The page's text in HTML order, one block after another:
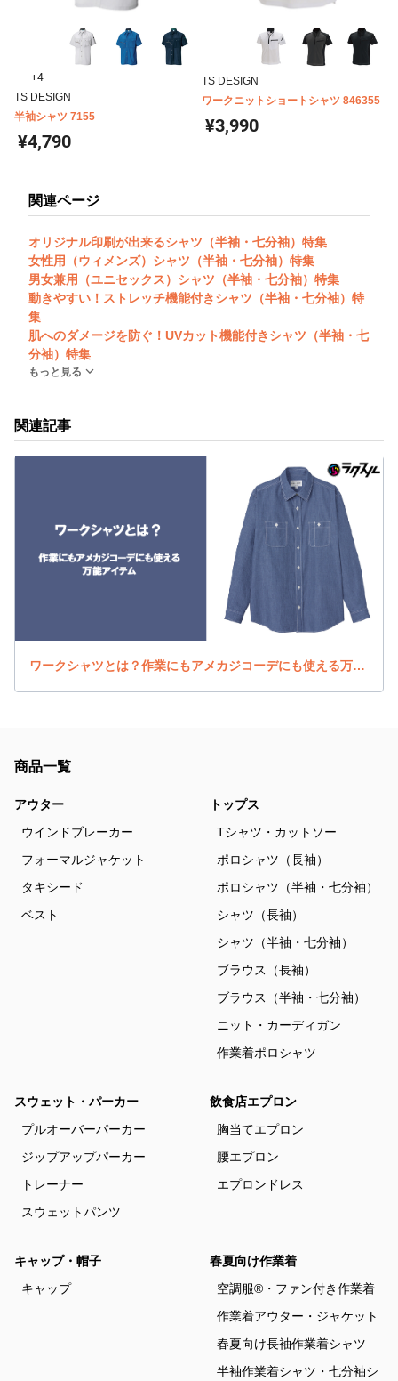
+4
TS DESIGN
半袖シャツ 7155
¥4,790
TS DESIGN
ワークニットショートシャツ 846355
¥3,990
関連ページ
オリジナル印刷が出来るシャツ（半袖・七分袖）特集
女性用（ウィメンズ）シャツ（半袖・七分袖）特集
男女兼用（ユニセックス）シャツ（半袖・七分袖）特集
動きやすい！ストレッチ機能付きシャツ（半袖・七分袖）特
集
肌へのダメージを防ぐ！UVカット機能付きシャツ（半袖・七
分袖）特集
もっと見る
関連記事
ワークシャツとは？作業にもアメカジコーデにも使える万能アイテム
商品一覧
アウター
ウインドブレーカー
フォーマルジャケット
タキシード
ベスト
トップス
Tシャツ・カットソー
ポロシャツ（長袖）
ポロシャツ（半袖・七分袖）
シャツ（長袖）
シャツ（半袖・七分袖）
ブラウス（長袖）
ブラウス（半袖・七分袖）
ニット・カーディガン
作業着ポロシャツ
スウェット・パーカー
プルオーバーパーカー
ジップアップパーカー
トレーナー
スウェットパンツ
飲食店エプロン
胸当てエプロン
腰エプロン
エプロンドレス
キャップ・帽子
キャップ
春夏向け作業着
空調服®・ファン付き作業着
作業着アウター・ジャケット
春夏向け長袖作業着シャツ
半袖作業着シャツ・七分袖シ